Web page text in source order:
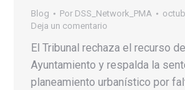
Blog Por DSS_Network_PMA
Deja un comentario
El Tribunal rechaza el recurso
Ayuntamiento y respalda la
planeamiento urbanístico por